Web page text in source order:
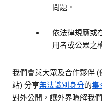
問題。
依法律規應或
用者或公眾之
我們會與大眾及合作夥伴
站) 分享無法識別身分的集
對外公開，讓外界瞭解我